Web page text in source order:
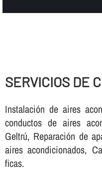
SERVICIOS DE
Instalación de aires
conductos de aires
Geltrú, Reparación de
aires acondicionados,
ficas.